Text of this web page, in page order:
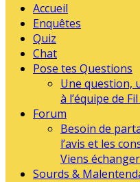
Accueil
Enquêtes
Quiz
Chat
Pose tes Questions
Une question,
à l’équipe de
Forum
Besoin de
l’avis et les
Viens
Sourds &